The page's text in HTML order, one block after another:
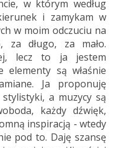
w którym według
i zamykam w
w moim odczuciu na
za długo, za mało.
lecz to ja jestem
są właśnie
Ja proponuję
a muzycy są
każdy dźwięk,
inspiracją - wtedy
pod to. Daję szansę